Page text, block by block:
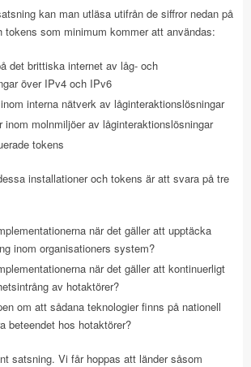
kan man utläsa utifrån de siffror nedan på
tokens som minimum kommer att användas:
det brittiska internet av låg- och
över IPv4 och IPv6
interna nätverk av låginteraktionslösningar
inom molnmiljöer av låginteraktionslösningar
tokens
installationer och tokens är att svara på tre
när det gäller att upptäcka
inom organisationers system?
när det gäller att kontinuerligt
av hotaktörer?
om att sådana teknologier finns på nationell
beteendet hos hotaktörer?
satsning. Vi får hoppas att länder såsom